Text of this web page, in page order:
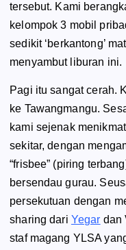
tersebut. Kami
kelompok 3 mobil
sedikit ‘berkantong’
menyambut liburan ini.
Pagi itu sangat cerah.
ke Tawangmangu.
kami sejenak
sekitar, dengan
“frisbee” (piring
bersendau gurau.
persekutuan dengan
sharing dari Yegar dan
staf magang YLSA